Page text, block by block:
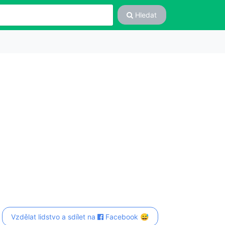
Hledat
Vzdělat lidstvo a sdílet na Facebook 😅